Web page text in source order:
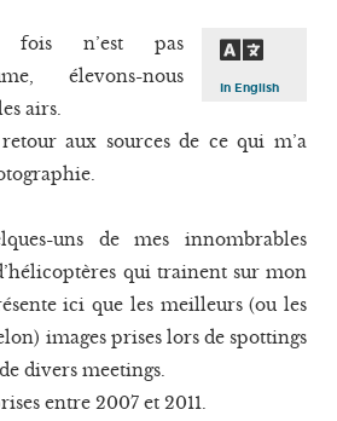
In English
fois n’est pas
élevons-nous
airs.
aux sources de ce qui m’a
uns de mes innombrables
qui trainent sur mon
ici que les meilleurs (ou les
images prises lors de spottings
divers meetings.
entre 2007 et 2011.